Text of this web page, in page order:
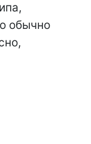
обычно